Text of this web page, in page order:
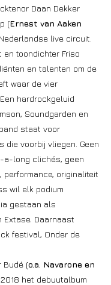
Daan Dekker
(Ernest van Aaken
live circuit.
toondichter Friso
en talenten om de
waar de vier
hardrockgeluid
Soundgarden en
staat voor
die voorbij vliegen. Geen
a-long clichés, geen
performance, originaliteit
wil elk podium
gestaan als
Extase. Daarnaast
festival, Onder de
Budé (o.a. Navarone en
het debuutalbum